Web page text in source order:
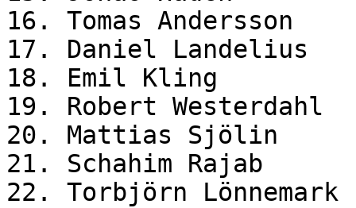
16. Tomas
17. Daniel
18. Emil Kling
19. Robert
20. Mattias
21. Schahim
22. Torbjörn